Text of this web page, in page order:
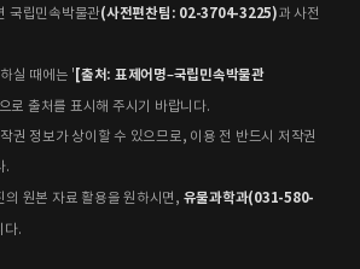
국립민속박물관(사전편찬팀: 02-3704-3225)과 사전
실 때에는 ' [출처: 표제어명–국립민속박물관
로 출처를 표시해 주시기 바랍니다.
권 정보가 상이할 수 있으므로, 이용 전 반드시 저작권
.
의 원본 자료 활용을 원하시면, 유물과학과(031-580-
다.